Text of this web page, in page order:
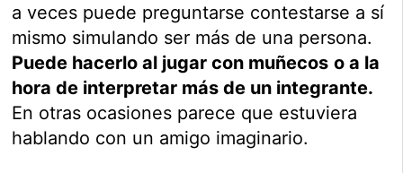
a veces puede preguntarse contestarse a sí
mismo simulando ser más de una persona.
Puede hacerlo al jugar con muñecos o a la
hora de interpretar más de un integrante.
En otras ocasiones parece que estuviera
hablando con un amigo imaginario.